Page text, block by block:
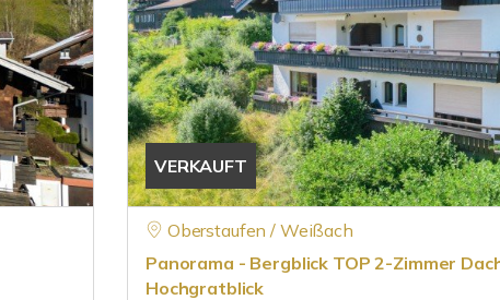
VERKAUFT
Oberstaufen / Weißach
Panorama - Bergblick TOP 2-Zimmer
Hochgratblick